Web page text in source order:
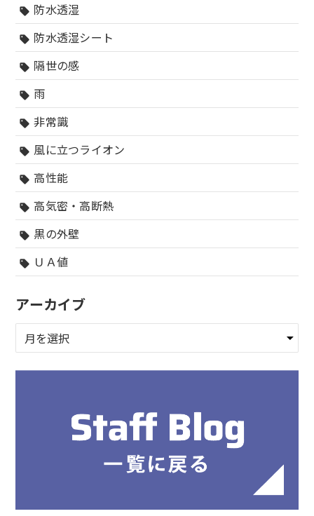
sell 防水透湿
sell 防水透湿シート
sell 隔世の感
sell 雨
sell 非常識
sell 風に立つライオン
sell 高性能
sell 高気密・高断熱
sell 黒の外壁
sell ＵＡ値
アーカイブ